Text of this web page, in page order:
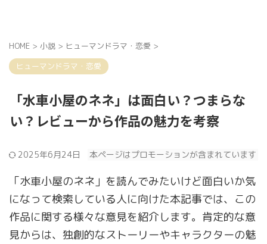
HOME > 小説 > ヒューマンドラマ・恋愛 >
ヒューマンドラマ・恋愛
「水車小屋のネネ」は面白い？つまらな
い？レビューから作品の魅力を考察
2025年6月24日 本ページはプロモーションが含まれています
「水車小屋のネネ」を読んでみたいけど面白いか気
になって検索している人に向けた本記事では、この
作品に関する様々な意見を紹介します。肯定的な意
見からは、独創的なストーリーやキャラクターの魅